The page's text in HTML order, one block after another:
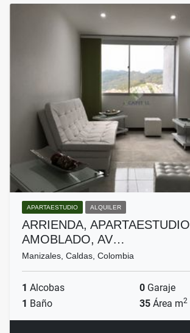
APARTAESTUDIO ALQUILER
ARRIENDA, APARTAESTUDIO
AMOBLADO, AV…
Manizales, Caldas, Colombia
1 Alcobas 0 Garaje
1 Baño 35 Área m2